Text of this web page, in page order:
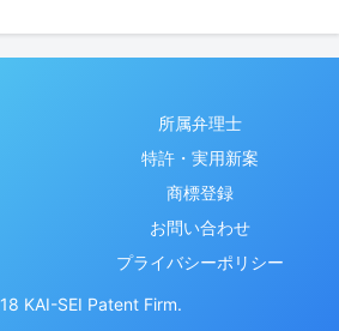
所属弁理士
特許・実用新案
商標登録
お問い合わせ
プライバシーポリシー
KAI-SEI Patent Firm.